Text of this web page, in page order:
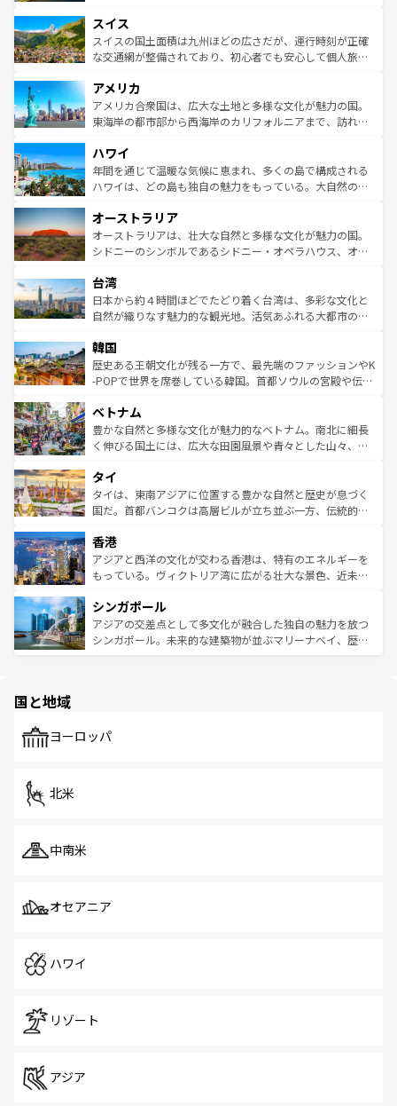
れる地方に足を運ぶとそれぞれで全く異なる文化を体験で
きるだろう。 なお、新着のフランス情報はコンテンツ一覧
を参照してほしい。
は、お酒好きな人にはぜひ体験してほしい。 なお、新着の
ドイツ情報はコンテンツ一覧を参照してほしい。
リアごとに異なる魅力がある。また、優雅なアフタヌーン
ティー、ビール好きにはたまらない英国パブ、サッカー観
戦など、本場だからこそできる体験も豊富。イギリスを旅
ンツ一覧を参照してほしい。
スイス
スイスの国土面積は九州ほどの広さだが、運行時刻が正確
な交通網が整備されており、初心者でも安心して個人旅行
の建物がそのまま残る町や、スイスならではのユニークな
博物館もあり、アルプス観光だけでなく町歩きも満喫する
ことができる。国民の所得が高いため物価も高いが、旅行
ば市内交通費無料で観光を楽しむこともできる。 なお、新
着のスイス情報はコンテンツ一覧 を参照してほしい。
アメリカ
アメリカ合衆国は、広大な土地と多様な文化が魅力の国。
東海岸の都市部から西海岸のカリフォルニアまで、訪れる
のような巨大都市は、観光、ショッピング、エンターテイ
ンメントが詰まった刺激的なスポットだ。一方、アメリカ
西部には大自然が広がり、グランドキャニオンやイエロー
部のニューオーリンズでは、音楽と美食が融合した独特の
文化が魅力。旅行者はアメリカの各地域で異なる魅力を楽
しみながら、その多様性と豊かな歴史を感じることができ
ならではの贅沢な旅のスタイルだ。 なお、新着のアメリカ
情報はコンテンツ一覧を参照してほしい。
ハワイ
年間を通じて温暖な気候に恵まれ、多くの島で構成される
ハワイは、どの島も独自の魅力をもっている。大自然の神
ワイ島は見逃せない。また、定番の観光地といえばオアフ
島だが、静かな自然を求めるならマウイ島やカウアイ島が
おすすめ。エメラルドグリーンに輝く海をはじめ、豊かな
れるおもてなしの心で訪れる人々を迎えてくれるハワイの
人々、おいしいローカルフードやハワイアンミュージッ
ク、伝統的なフラダンスなど、すべてがハワイの魅力を彩
ワイを、存分に味わってほしい。 なお、新着のハワイ情報
はコンテンツ一覧を参照してほしい。
オーストラリア
オーストラリアは、壮大な自然と多様な文化が魅力の国。
シドニーのシンボルであるシドニー・オペラハウス、オー
リアリーフや大陸中央部にそびえるウルル（エアーズロッ
ク）、タスマニアの美しい原生林やケアンズの熱帯雨林な
ど、見どころがたくさん。また、カフェやワイン、オージ
いる。アクティビティも充実しており、サーフィンやダイ
ビング、ハイキングなど、アウトドア好きにはたまらな
い。オーストラリアの多彩な魅力を存分に味わいつくそ
参照してほしい。
台湾
日本から約４時間ほどでたどり着く台湾は、多彩な文化と
自然が織りなす魅力的な観光地。活気あふれる大都市の台
ン）、静ひつな山岳地帯である台湾東部など、都市の喧騒
と山間の静けさが共存しており、訪れる人に新しい発見と
驚きをもたらしてくれる。また、奥深い台湾の食文化も魅
容にもいいと評判のスイーツなど、バラエティ豊かな料理
が味わえる。 なお、新着の台湾情報は コンテンツ一覧を参
照してほしい。
韓国
歴史ある王朝文化が残る一方で、最先端のファッションやK
-POPで世界を席巻している韓国。首都ソウルの宮殿や伝統
き、地方に足を延ばせば四季折々の自然美を楽しむことが
できる。そして、キムチや焼肉、絶品のストリートフード
まで、さまざまな韓国料理が待っている。夜には、韓国な
リティに包まれながら、韓国の多彩な魅力を心ゆくまで味
わってみてほしい。 なお、新着の韓国情報はコンテンツ一
覧を参照してほしい。
ベトナム
豊かな自然と多様な文化が魅力的なベトナム。南北に細長
く伸びる国土には、広大な田園風景や青々とした山々、世
急速な発展と共に伝統が息づく。ハノイの古い町並みやホ
ーチミン市のフランス統治時代の建物も、独特の雰囲気を
醸し出している。また、バラエティの豊かさとおいしさで
とつ。フォーやバインミー、ベトナムコーヒーなどは、ぜ
ひ現地で味わいたい。どの地域を訪れてもあたたかい人々
が旅行者を迎えてくれるので、きっと忘れられない旅にな
参照してほしい。
タイ
タイは、東南アジアに位置する豊かな自然と歴史が息づく
国だ。首都バンコクは高層ビルが立ち並ぶ一方、伝統的な
の活気が交差している。北部ではチェンマイなどの山岳地
帯で自然と触れ合い、南部ではプーケットやクラビの美し
いビーチでリゾート気分を楽しむことができる。タイ料理
激する。気候は一年中温暖で、どの季節にも異なる楽しみ
が待っている。親しみやすいタイの人々、仏教を中心とし
た文化、そして多様な観光資源が、訪れる旅人を魅了し続
香港
アジアと西洋の文化が交わる香港は、特有のエネルギーを
もっている。ヴィクトリア湾に広がる壮大な景色、近未来
み、どこを訪れても感動するはず。観光スポットが密集し
ており、効率よく見どころを回れるのも魅力。息をのむよ
うな絶景から文化的な体験まで、香港を存分に楽しみ尽く
シンガポール
アジアの交差点として多文化が融合した独自の魅力を放つ
シンガポール。未来的な建築物が並ぶマリーナベイ、歴史
で、ホーカーズは地元の風情を楽しめる外せないスポット
国と地域
ヨーロッパ
北米
中南米
オセアニア
ハワイ
リゾート
アジア